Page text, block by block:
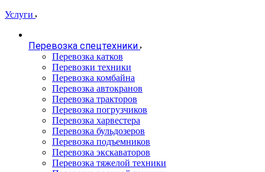
Услуги
Перевозка спецтехники
Перевозка катков
Перевозки техники
Перевозка комбайна
Перевозка автокранов
Перевозка тракторов
Перевозка погрузчиков
Перевозка харвестера
Перевозка бульдозеров
Перевозка подъемников
Перевозка экскаваторов
Перевозка тяжелой техники